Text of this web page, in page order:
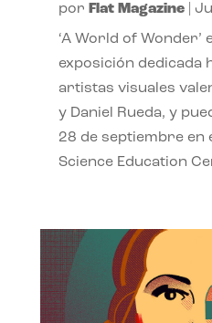
por Flat Magazine|
‘A World of Wonder’
exposición dedicada
artistas visuales
y Daniel Rueda, y
28 de septiembre en
Science Education